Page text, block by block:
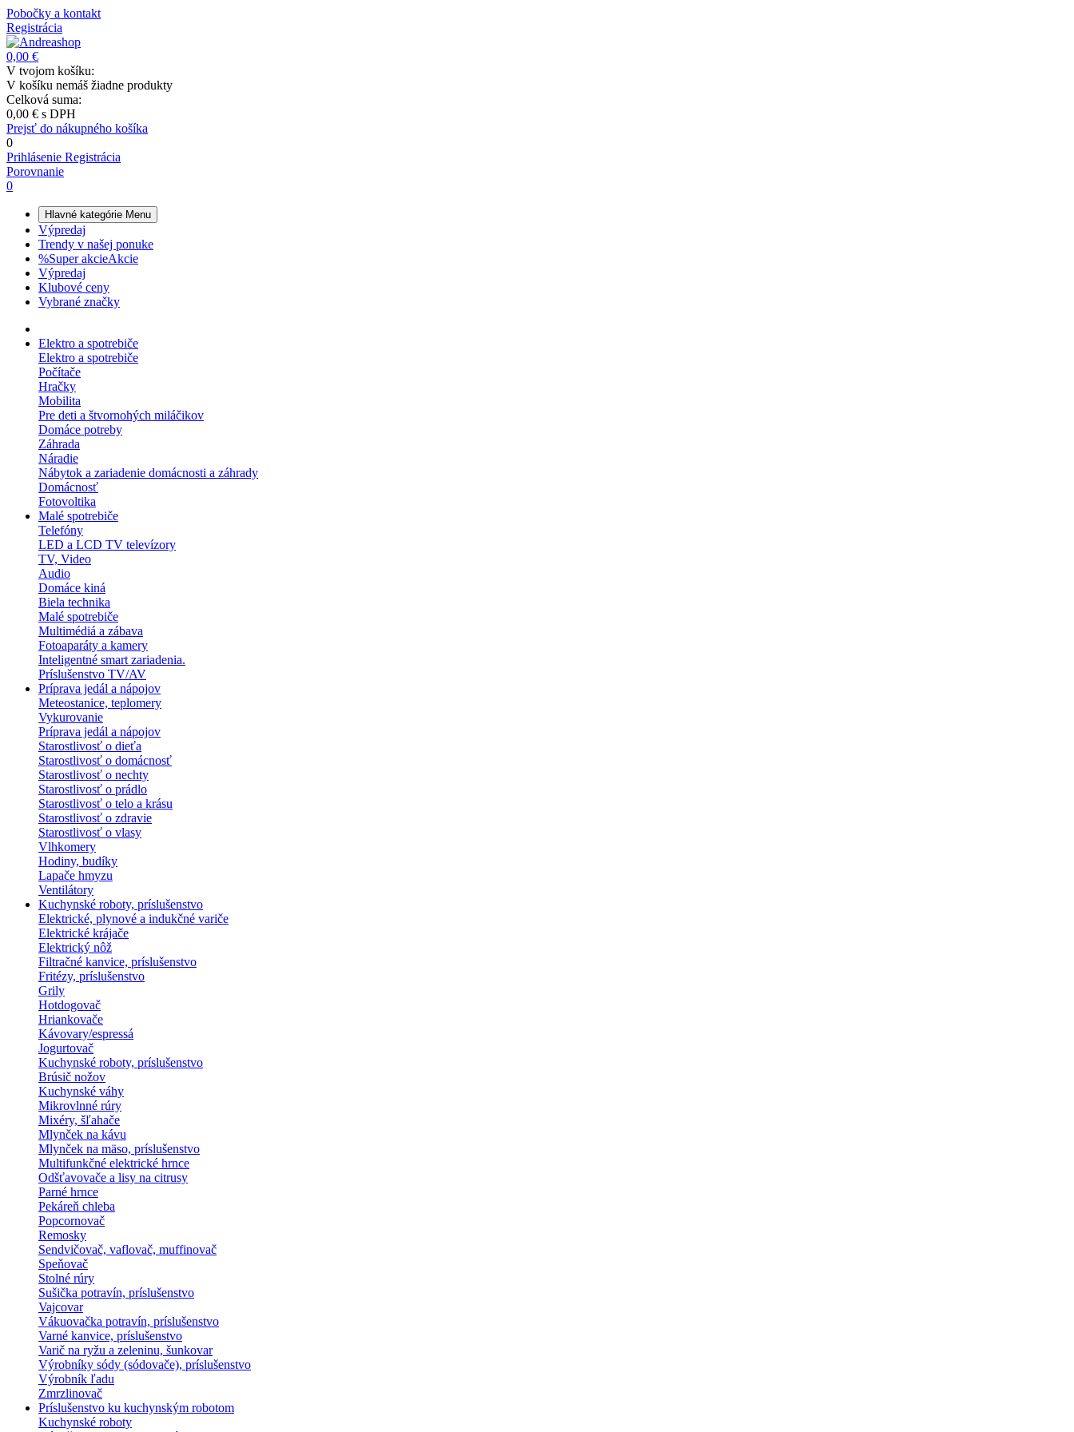
Pobočky a kontakt
Registrácia
0,00 €
V tvojom košíku:
V košíku nemáš žiadne produkty
Celková suma:
0,00 € s DPH
Prejsť do nákupného košíka
0
Prihlásenie Registrácia
Porovnanie
0
Hlavné kategórie Menu
Výpredaj
Trendy v našej ponuke
%Super akcieAkcie
Výpredaj
Klubové ceny
Vybrané značky
Elektro a spotrebiče
Elektro a spotrebiče
Počítače
Hračky
Mobilita
Pre deti a štvornohých miláčikov
Domáce potreby
Záhrada
Náradie
Nábytok a zariadenie domácnosti a záhrady
Domácnosť
Fotovoltika
Malé spotrebiče
Telefóny
LED a LCD TV televízory
TV, Video
Audio
Domáce kiná
Biela technika
Malé spotrebiče
Multimédiá a zábava
Fotoaparáty a kamery
Inteligentné smart zariadenia.
Príslušenstvo TV/AV
Príprava jedál a nápojov
Meteostanice, teplomery
Vykurovanie
Príprava jedál a nápojov
Starostlivosť o dieťa
Starostlivosť o domácnosť
Starostlivosť o nechty
Starostlivosť o prádlo
Starostlivosť o telo a krásu
Starostlivosť o zdravie
Starostlivosť o vlasy
Vlhkomery
Hodiny, budíky
Lapače hmyzu
Ventilátory
Kuchynské roboty, príslušenstvo
Elektrické, plynové a indukčné variče
Elektrické krájače
Elektrický nôž
Filtračné kanvice, príslušenstvo
Fritézy, príslušenstvo
Grily
Hotdogovač
Hriankovače
Kávovary/espressá
Jogurtovač
Kuchynské roboty, príslušenstvo
Brúsič nožov
Kuchynské váhy
Mikrovlnné rúry
Mixéry, šľahače
Mlynček na kávu
Mlynček na mäso, príslušenstvo
Multifunkčné elektrické hrnce
Odšťavovače a lisy na citrusy
Parné hrnce
Pekáreň chleba
Popcornovač
Remosky
Sendvičovač, vaflovač, muffinovač
Speňovač
Stolné rúry
Sušička potravín, príslušenstvo
Vajcovar
Vákuovačka potravín, príslušenstvo
Varné kanvice, príslušenstvo
Varič na ryžu a zeleninu, šunkovar
Výrobníky sódy (sódovače), príslušenstvo
Výrobník ľadu
Zmrzlinovač
Príslušenstvo ku kuchynským robotom
Kuchynské roboty